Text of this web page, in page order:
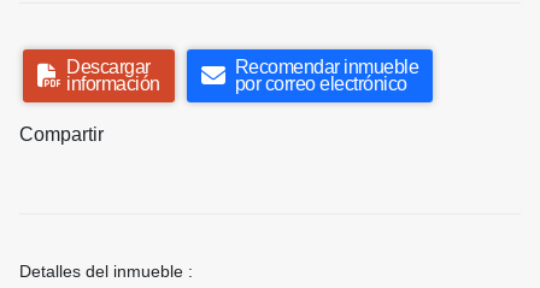
Descargar
información
Recomendar inmueble
por correo electrónico
Compartir
Detalles del inmueble :